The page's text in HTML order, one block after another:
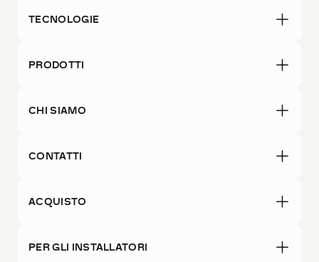
TECNOLOGIE
PRODOTTI
CHI SIAMO
CONTATTI
ACQUISTO
PER GLI INSTALLATORI